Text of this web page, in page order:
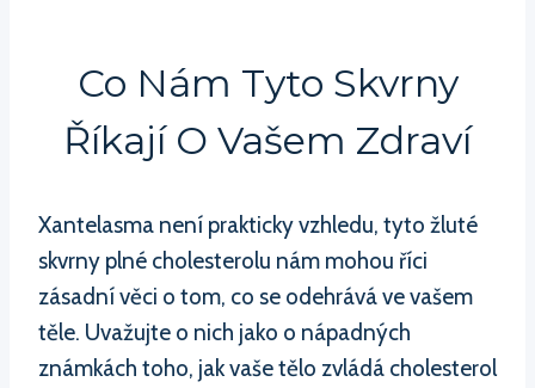
Co Nám Tyto Skvrny
Říkají O Vašem Zdraví
Xantelasma není prakticky vzhledu, tyto žluté
skvrny plné cholesterolu nám mohou říci
zásadní věci o tom, co se odehrává ve vašem
těle. Uvažujte o nich jako o nápadných
známkách toho, jak vaše tělo zvládá cholesterol